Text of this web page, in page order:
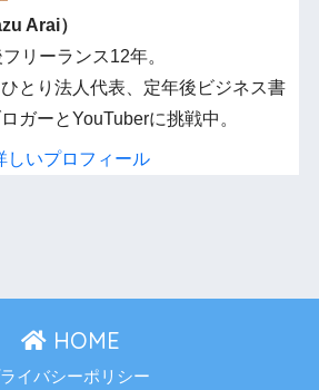
Arai）
リーランス12年。
とり法人代表、定年後ビジネス書
ガーとYouTuberに挑戦中。
しいプロフィール
HOME
イバシーポリシー